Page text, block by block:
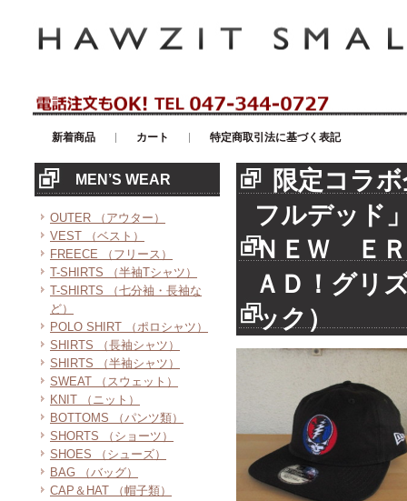
新着商品 カート 特定商取引法に基づく表記
MEN’S WEAR
OUTER （アウター）
VEST （ベスト）
FREECE （フリース）
T-SHIRTS （半袖Tシャツ）
T-SHIRTS （七分袖・長袖な
ど）
POLO SHIRT （ポロシャツ）
SHIRTS （長袖シャツ）
SHIRTS （半袖シャツ）
SWEAT （スウェット）
KNIT （ニット）
BOTTOMS （パンツ類）
SHORTS （ショーツ）
SHOES （シューズ）
BAG （バッグ）
CAP＆HAT （帽子類）
限定コラ
フルデッド
ＮＥＷ ＥＲ
ＡＤ！グリ
ック）